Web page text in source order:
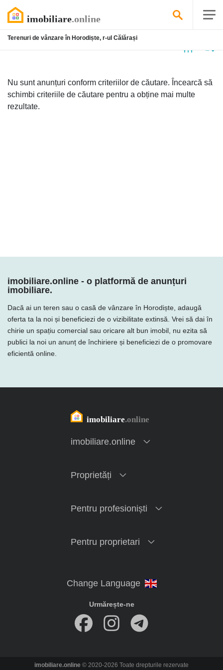
Terenuri de vânzare în Horodiște, r-ul Călărași
Nu sunt anunțuri conform criteriilor de căutare. Încearcă să
schimbi criteriile de căutare pentru a obține mai multe
rezultate.
imobiliare.online - o platformă de anunțuri
imobiliare.
Dacă ai un teren sau o casă de vânzare în Horodiște, adaugă
oferta ta la noi și beneficiezi de o vizibilitate extinsă. Vrei să dai în
chirie un spațiu comercial sau oricare alt bun imobil, nu ezita să
publici la noi un anunț de închiriere și beneficiezi de o promovare
eficientă online.
imobiliare.online
Proprietăți
Pentru profesioniști
Pentru proprietari
Urmărește-ne
imobiliare.online © 2020-2026 Toate drepturile rezervate